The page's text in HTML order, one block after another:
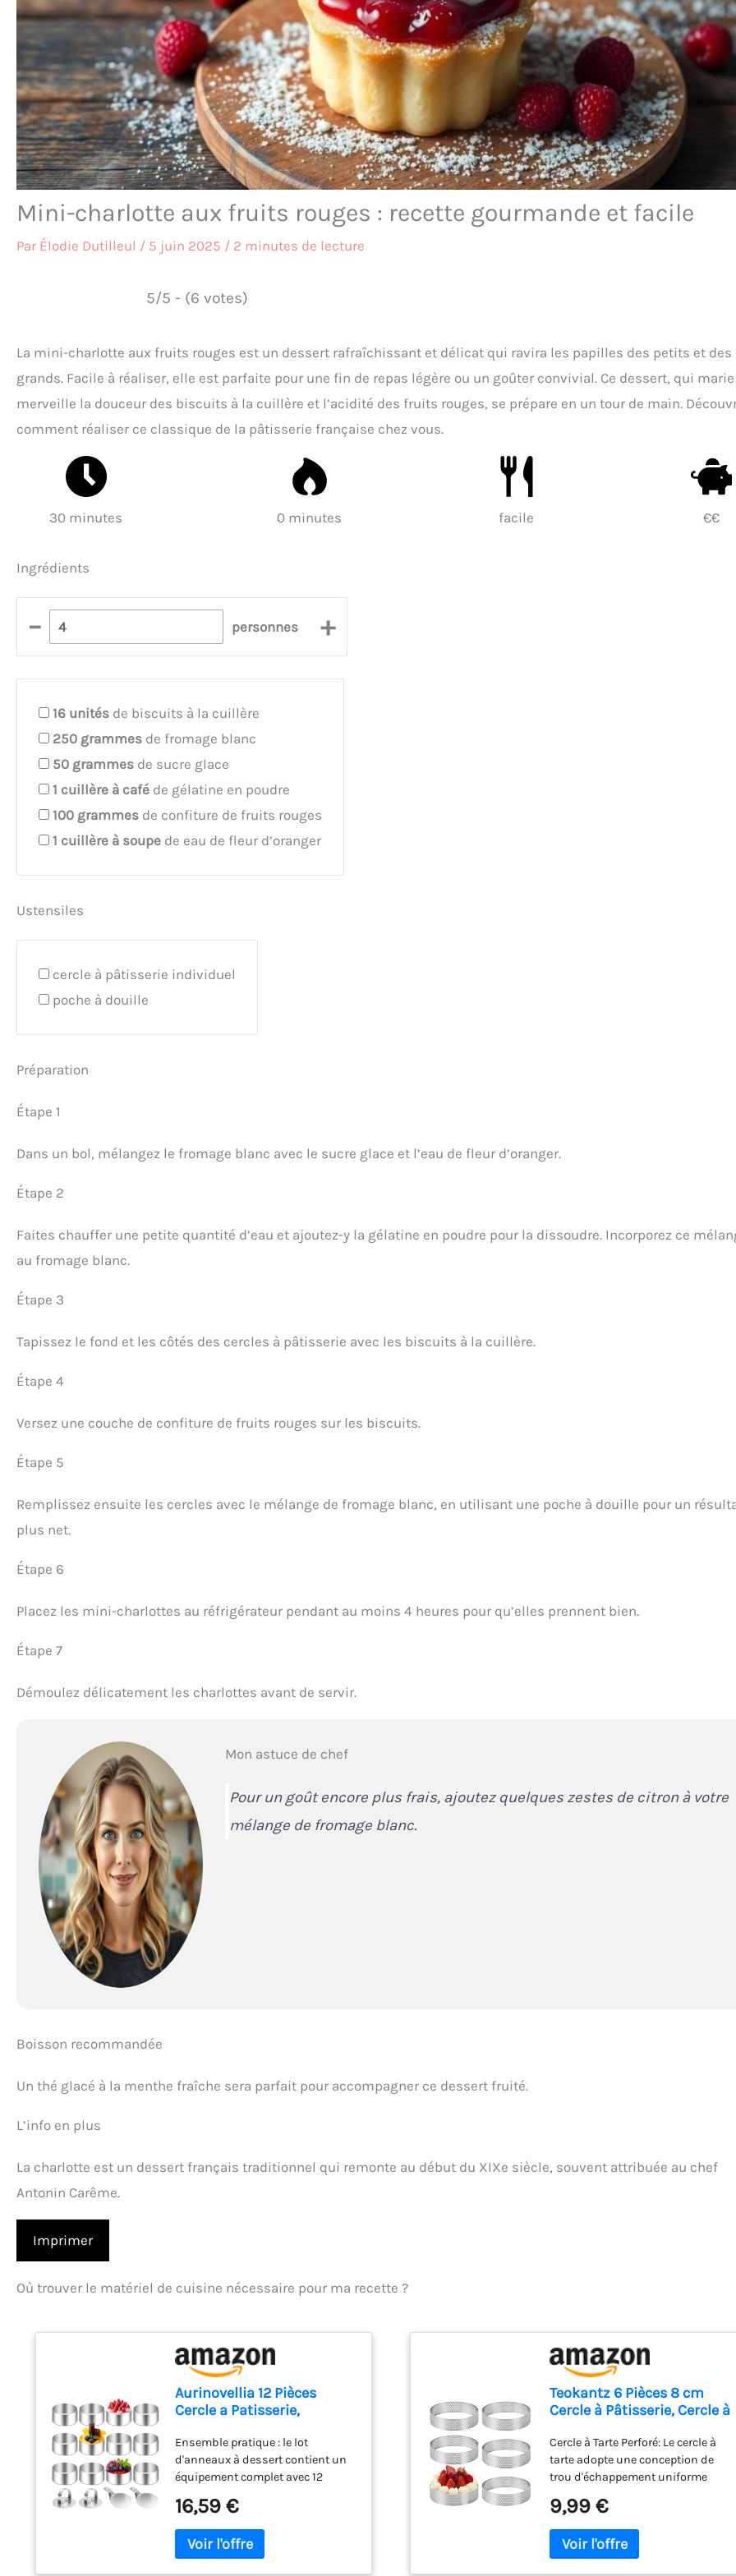
Mini-charlotte aux fruits rouges : recette gourmande et facile
Par Élodie Dutilleul / 5 juin 2025 / 2 minutes de lecture
5/5 - (6 votes)
La mini-charlotte aux fruits rouges est un dessert rafraîchissant et délicat qui ravira les papilles des petits et des
grands. Facile à réaliser, elle est parfaite pour une fin de repas légère ou un goûter convivial. Ce dessert, qui
merveille la douceur des biscuits à la cuillère et l’acidité des fruits rouges, se prépare en un tour de main.
comment réaliser ce classique de la pâtisserie française chez vous.
30 minutes 0 minutes facile €€
Ingrédients
– personnes +
16 unités de biscuits à la cuillère
250 grammes de fromage blanc
50 grammes de sucre glace
1 cuillère à café de gélatine en poudre
100 grammes de confiture de fruits rouges
1 cuillère à soupe de eau de fleur d’oranger
Ustensiles
cercle à pâtisserie individuel
poche à douille
Préparation
Étape 1
Dans un bol, mélangez le fromage blanc avec le sucre glace et l’eau de fleur d’oranger.
Étape 2
Faites chauffer une petite quantité d’eau et ajoutez-y la gélatine en poudre pour la dissoudre. Incorporez ce
au fromage blanc.
Étape 3
Tapissez le fond et les côtés des cercles à pâtisserie avec les biscuits à la cuillère.
Étape 4
Versez une couche de confiture de fruits rouges sur les biscuits.
Étape 5
Remplissez ensuite les cercles avec le mélange de fromage blanc, en utilisant une poche à douille pour un
plus net.
Étape 6
Placez les mini-charlottes au réfrigérateur pendant au moins 4 heures pour qu’elles prennent bien.
Étape 7
Démoulez délicatement les charlottes avant de servir.
Mon astuce de chef
Pour un goût encore plus frais, ajoutez quelques zestes de citron à votre
mélange de fromage blanc.
Boisson recommandée
Un thé glacé à la menthe fraîche sera parfait pour accompagner ce dessert fruité.
L’info en plus
La charlotte est un dessert français traditionnel qui remonte au début du XIXe siècle, souvent attribuée au chef
Antonin Carême.
Imprimer
Où trouver le matériel de cuisine nécessaire pour ma recette ?
Aurinovellia 12 Pièces
Cercle a Patisserie,
avec 2 Couvercle et 2 Base,
Acier Inoxydable Moule à
Gâteau, Moules à
Tartelettes, pour Gâteaux
Mousses Desserts et Pains
8 × 4 cm
Ensemble pratique : le lot
d'anneaux à dessert contient un
équipement complet avec 12
d'étanchéité + 2 bases, et répond
à tous vos besoins de cuisson, de
service et de mise en forme. Avec
sa taille pratique de 8 x 4 cm,
16,59 €
Teokantz 6 Pièces 8 cm
Cercle à Pâtisserie, Cercle à
Cercle à Tarte Perforé: Le cercle à
tarte adopte une conception de
trou d'échappement uniforme
du fond de tarte peut être évacué
pendant la cuisson, et le fond de
tarte cuit sera plus croustillant
430 Acier Inoxydable: Le cercle à
9,99 €